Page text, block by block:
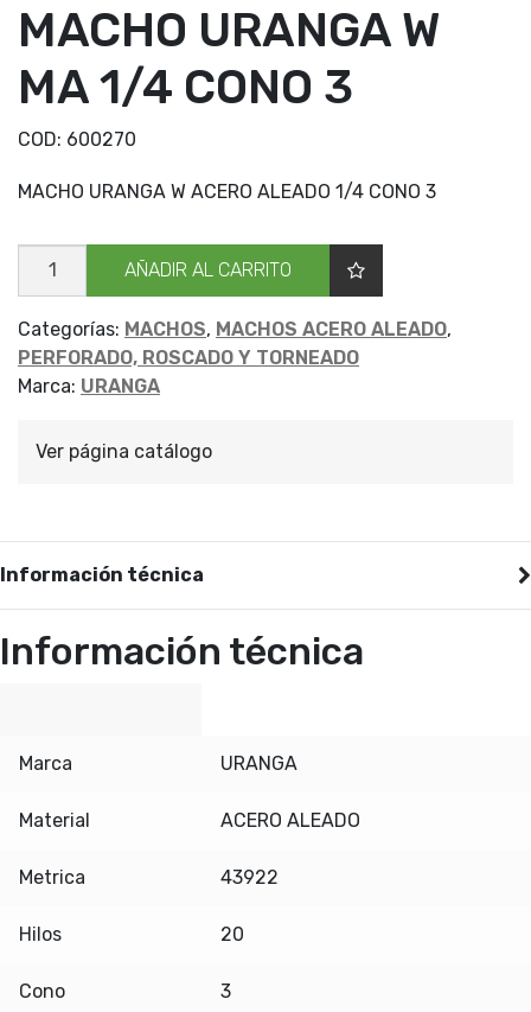
MACHO URANGA W
MA 1/4 CONO 3
COD: 600270
MACHO URANGA W ACERO ALEADO 1/4 CONO 3
MACHO
URANGA
W
1/4
CONO
3
cantidad
AÑADIR AL CARRITO
Categorías: MACHOS, MACHOS ACERO ALEADO,
PERFORADO, ROSCADO Y TORNEADO
Marca: URANGA
Ver página catálogo
Información técnica
Información técnica
Marca URANGA
Material ACERO ALEADO
Metrica 43922
Hilos 20
Cono 3